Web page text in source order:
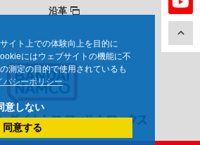
イト上での体験向上を目的に
にはウェブサイトの機能に不
測定の目的で使用されているも
バシーポリシー
意しない
同意する
沿革